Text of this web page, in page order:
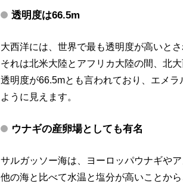
透明度は66.5m
大西洋には、世界で最も透明度が高いと
それは北米大陸とアフリカ大陸の間、北
透明度が66.5mとも言われており、エメ
ように見えます。
ウナギの産卵場としても有名
サルガッソー海は、ヨーロッパウナギや
他の海と比べて水温と塩分が高いことか